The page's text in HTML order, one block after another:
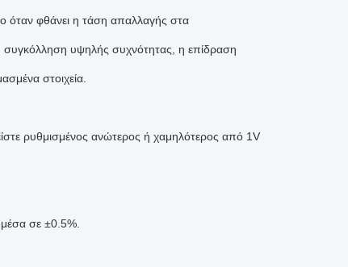
όταν φθάνει η τάση απαλλαγής στα
συγκόλληση υψηλής συχνότητας, η επίδραση
στοιχεία.
ρυθμισμένος ανώτερος ή χαμηλότερος από 1V
σε ±0.5%.